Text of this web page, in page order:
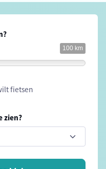
100 km
fietsen
zien?